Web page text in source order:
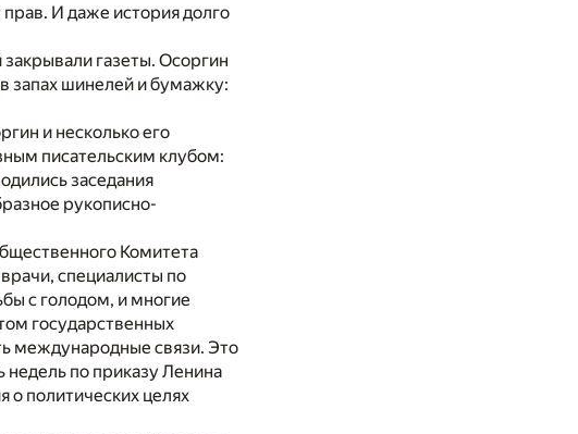
И даже история долго
газеты. Осоргин
запах шинелей и бумажку:
и несколько его
писательским клубом:
заседания
рукописно-
Комитета
специалисты по
с голодом, и многие
государственных
международные связи. Это
недель по приказу Ленина
о политических целях